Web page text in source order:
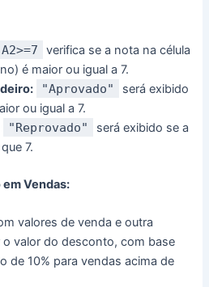
A2>=7
verifica se a nota na célula
é maior ou igual a 7.
"Aprovado"
será exibido
ou igual a 7.
"Reprovado"
será exibido se a
7.
Vendas:
valores de venda e outra
valor do desconto, com base
de 10% para vendas acima de